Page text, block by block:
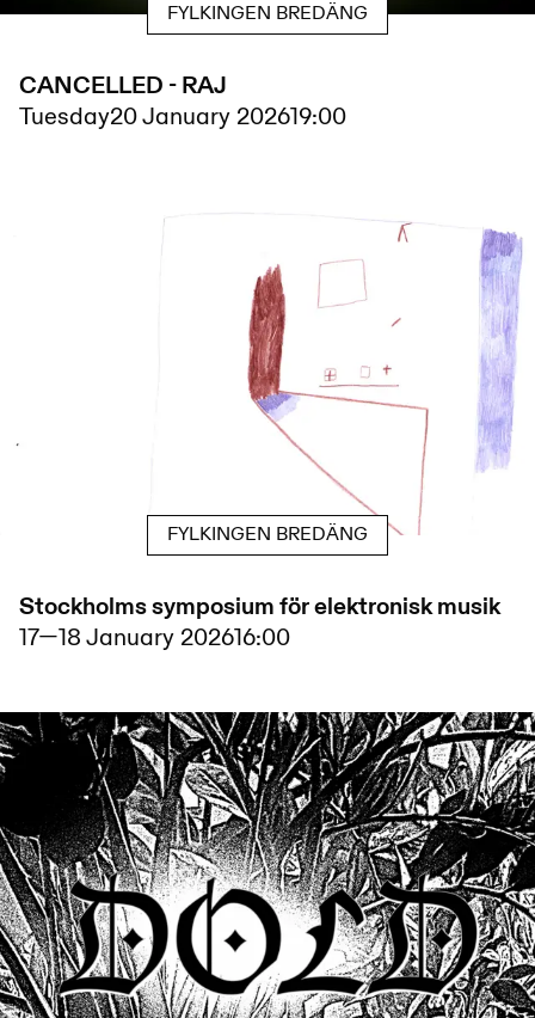
FYLKINGEN BREDÄNG
CANCELLED - RAJ
Tuesday20 January 202619:00
FYLKINGEN BREDÄNG
Stockholms symposium för elektronisk musik
17—18 January 202616:00